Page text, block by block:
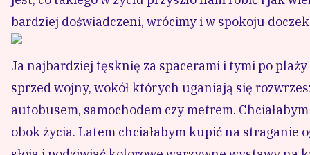
bardziej doświadczeni, wrócimy i w spokoju
Ja najbardziej tęsknię za spacerami i tymi po
sprzed wojny, wokół których uganiają się
autobusem, samochodem czy metrem.
obok życia. Latem chciałabym kupić na straganie